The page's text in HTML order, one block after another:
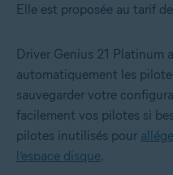
Elle est proposée au tarif
Driver Genius 21 Platinum
automatiquement les
sauvegarder votre
facilement vos pilotes si
pilotes inutilisés pour
l’espace disque.